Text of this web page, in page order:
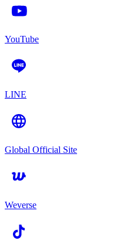
YouTube
LINE
Global Official Site
Weverse